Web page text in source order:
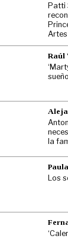
Patti
Raúl
la
Los